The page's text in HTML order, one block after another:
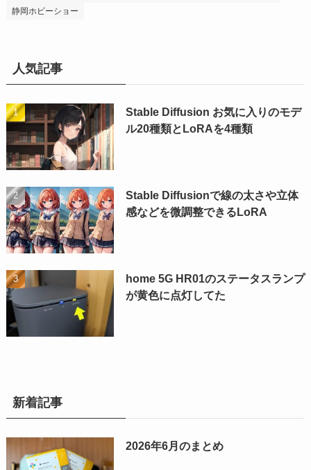
静岡ホビーショー
人気記事
Stable Diffusion お気に入りのモデ
ル20種類とLoRAを4種類
Stable Diffusionで線の太さや立体
感などを微調整できるLoRA
home 5G HR01のステータスランプ
が黄色に点灯してた
新着記事
2026年6月のまとめ